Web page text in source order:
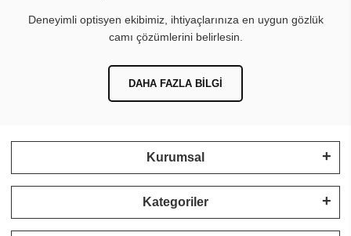
Deneyimli optisyen ekibimiz, ihtiyaçlarınıza en uygun gözlük
camı çözümlerini belirlesin.
DAHA FAZLA BILGI
Kurumsal
Kategoriler